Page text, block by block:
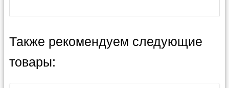
Также рекомендуем следующие
товары: